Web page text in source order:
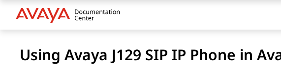
Using Avaya J129 SIP IP Phone in